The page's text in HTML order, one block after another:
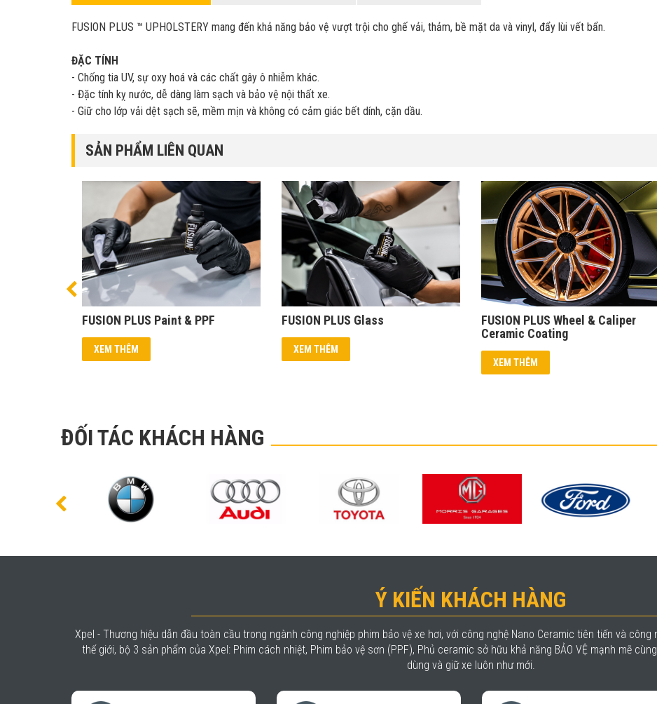
FUSION PLUS ™ UPHOLSTERY mang đến khả năng bảo vệ vượt trội cho ghế vải, thảm, bề mặt da và vinyl, đẩy lùi vết bẩn.
ĐẶC TÍNH
- Chống tia UV, sự oxy hoá và các chất gây ô nhiễm khác.
- Đặc tính kỵ nước, dễ dàng làm sạch và bảo vệ nội thất xe.
- Giữ cho lớp vải dệt sạch sẽ, mềm mịn và không có cảm giác bết dính, cặn dầu.
SẢN PHẨM LIÊN QUAN
FUSION PLUS Paint & PPF
XEM THÊM
FUSION PLUS Glass
XEM THÊM
FUSION PLUS Wheel & Caliper
Ceramic Coating
XEM THÊM
ĐỐI TÁC KHÁCH HÀNG
Ý KIẾN KHÁCH HÀNG
Xpel - Thương hiệu dẫn đầu toàn cầu trong ngành công nghiệp phim bảo vệ xe hơi, với công nghệ Nano Ceramic tiên tiến và
thế giới, bộ 3 sản phẩm của Xpel: Phim cách nhiệt, Phim bảo vệ sơn (PPF), Phủ ceramic sở hữu khả năng BẢO VỆ mạnh mẽ
dùng và giữ xe luôn như mới.